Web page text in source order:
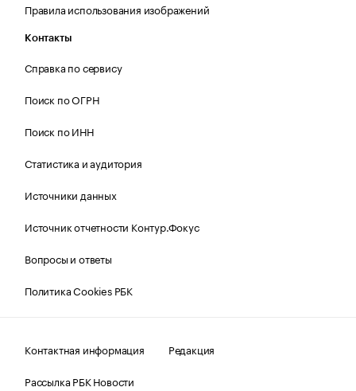
Правила использования изображений
Контакты
Справка по сервису
Поиск по ОГРН
Поиск по ИНН
Статистика и аудитория
Источники данных
Источник отчетности Контур.Фокус
Вопросы и ответы
Политика Cookies РБК
Контактная информация
Редакция
Рассылка РБК Новости